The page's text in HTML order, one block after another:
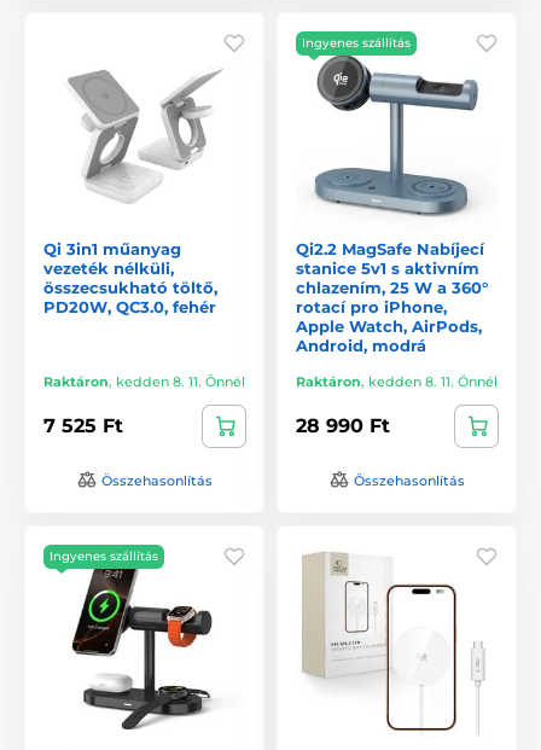
Qi 3in1 műanyag
vezeték nélküli,
összecsukható töltő,
PD20W, QC3.0, fehér
Raktáron, kedden 8. 11. Önnél
7 525 Ft
Összehasonlítás
Ingyenes szállítás
Qi2.2 MagSafe Nabíjecí
stanice 5v1 s aktivním
chlazením, 25 W a 360°
rotací pro iPhone,
Apple Watch, AirPods,
Android, modrá
Raktáron, kedden 8. 11. Önnél
28 990 Ft
Összehasonlítás
Ingyenes szállítás